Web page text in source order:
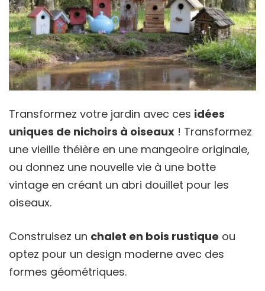
Transformez votre jardin avec ces idées
uniques de nichoirs à oiseaux ! Transformez
une vieille théière en une mangeoire originale,
ou donnez une nouvelle vie à une botte
vintage en créant un abri douillet pour les
oiseaux.
Construisez un chalet en bois rustique ou
optez pour un design moderne avec des
formes géométriques.